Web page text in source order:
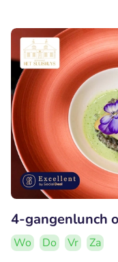
4-gangenlunch
Wo Do Vr
Za